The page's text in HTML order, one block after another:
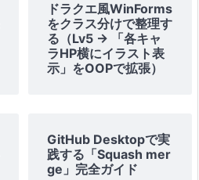
ドラクエ風WinForms
をクラス分けで整理す
る（Lv5 → 「各キャ
ラHP横にイラスト表
示」をOOPで拡張）
GitHub Desktopで実
践する「Squash mer
ge」完全ガイド